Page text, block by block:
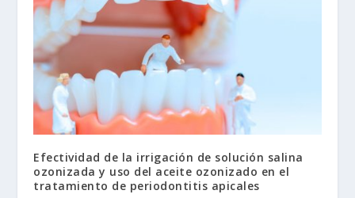
Efectividad de la irrigación de solución salina
ozonizada y uso del aceite ozonizado en el
tratamiento de periodontitis apicales